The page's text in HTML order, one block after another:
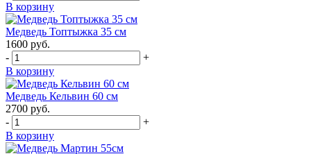
В корзину
Медведь Топтыжка 35 см
1600 руб.
-
+
В корзину
Медведь Кельвин 60 см
2700 руб.
-
+
В корзину